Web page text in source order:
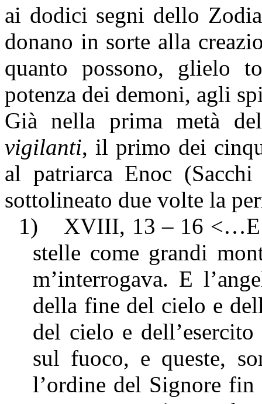
ai dodici segni dello
donano in sorte alla
quanto possono, glielo
potenza dei demoni, agli
Già nella prima metà
vigilanti, il primo dei
al patriarca Enoc
sottolineato due volte la
1)
XVIII, 13 – 16 <…E
stelle come grandi
m’interrogava. E
della fine del cielo e
del cielo e
sul fuoco, e queste,
l’ordine del Signore